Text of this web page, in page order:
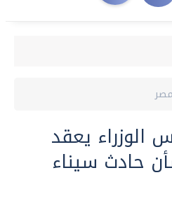
مصر
الوزراء يعقد
حادث سيناء